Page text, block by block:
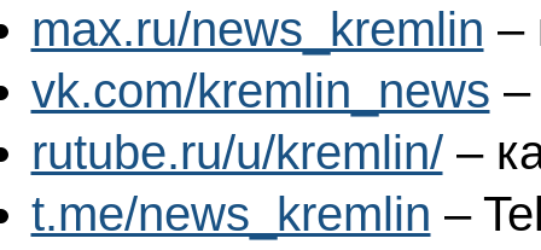
max.ru/news_kremlin –
vk.com/kremlin_news –
rutube.ru/u/kremlin/–
t.me/news_kremlin –